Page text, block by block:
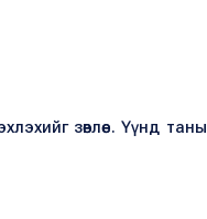
зөвлөе. Үүнд таны